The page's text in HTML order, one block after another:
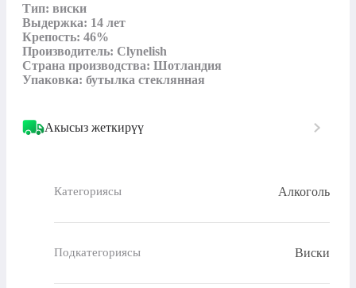
Тип: виски
Выдержка: 14 лет
Крепость: 46%
Производитель: Clynelish
Страна производства: Шотландия
Упаковка: бутылка стеклянная
Акысыз жеткирүү
Категориясы Алкоголь
Подкатегориясы Виски